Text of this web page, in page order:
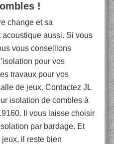
!
change et sa
acoustique aussi. Si vous
vous conseillons
pour vos
travaux pour vos
de jeux. Contactez JL
isolation de combles à
Il vous laisse choisir
par bardage. Et
jeux, il reste bien